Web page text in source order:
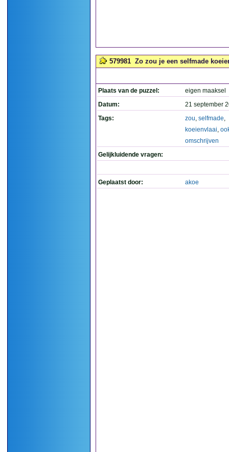
579981 Zo zou je een selfmade
Plaats van de puzzel:
eigen maaksel
Datum:
21 september
Tags:
zou, selfmade,
koeienvlaai,
omschrijven
Gelijkluidende vragen:
Geplaatst door: akoe